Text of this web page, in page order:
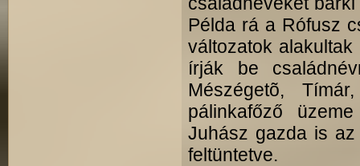
Példa rá a Rófusz
változatok
írják be
Mészégetõ,
pálinkafőző
Juhász gazda is
feltüntetve.